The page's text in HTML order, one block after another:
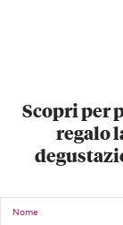
Scopri per
regalo
Nome